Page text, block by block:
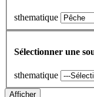
sthematique
Sélectionner une
sthematique